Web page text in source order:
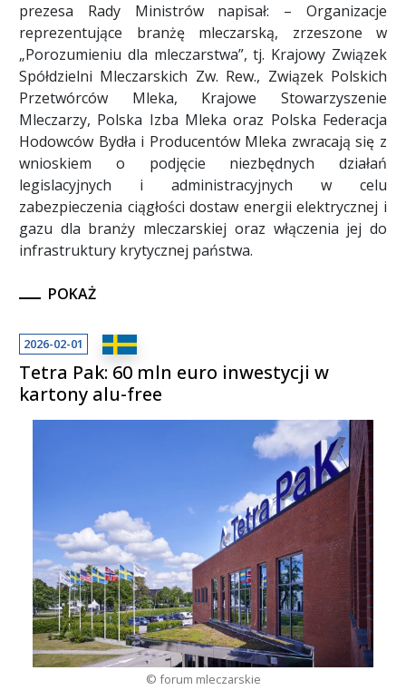
prezesa Rady Ministrów napisał: – Organizacje
reprezentujące branżę mleczarską, zrzeszone w
„Porozumieniu dla mleczarstwa”, tj. Krajowy Związek
Spółdzielni Mleczarskich Zw. Rew., Związek Polskich
Przetwórców Mleka, Krajowe Stowarzyszenie
Mleczarzy, Polska Izba Mleka oraz Polska Federacja
Hodowców Bydła i Producentów Mleka zwracają się z
wnioskiem o podjęcie niezbędnych działań
legislacyjnych i administracyjnych w celu
zabezpieczenia ciągłości dostaw energii elektrycznej i
gazu dla branży mleczarskiej oraz włączenia jej do
infrastruktury krytycznej państwa.
POKAŻ
2026-02-01
Tetra Pak: 60 mln euro inwestycji w
kartony alu-free
© forum mleczarskie